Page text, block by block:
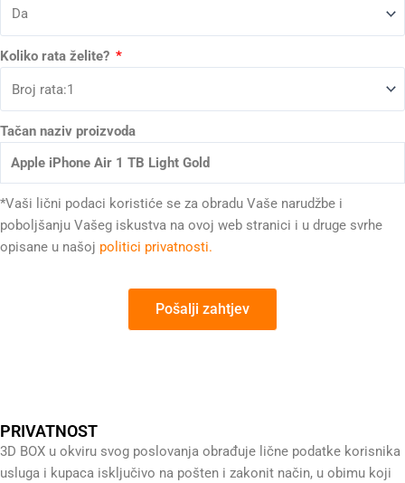
Koliko rata želite?
Tačan naziv proizvoda
*Vaši lični podaci koristiće se za obradu Vaše narudžbe i
poboljšanju Vašeg iskustva na ovoj web stranici i u druge svrhe
opisane u našoj politici privatnosti.
Pošalji zahtjev
PRIVATNOST
3D BOX u okviru svog poslovanja obrađuje lične podatke korisnika
usluga i kupaca isključivo na pošten i zakonit način, u obimu koji